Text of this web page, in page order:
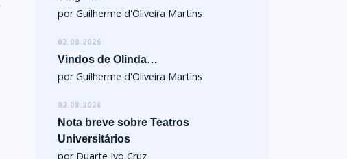
por Guilherme d'Oliveira Martins
02.08.2026
Vindos de Olinda…
por Guilherme d'Oliveira Martins
02.08.2026
Nota breve sobre Teatros
Universitários
por Duarte Ivo Cruz